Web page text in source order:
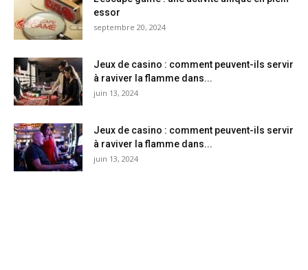
essor
septembre 20, 2024
Jeux de casino : comment peuvent-ils servir
à raviver la flamme dans...
juin 13, 2024
Jeux de casino : comment peuvent-ils servir
à raviver la flamme dans...
juin 13, 2024